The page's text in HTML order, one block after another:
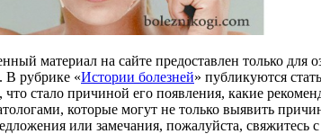
материал на сайте предоставлен только
В рубрике «Истории болезней» публикуются
стало причиной его появления, какие
которые могут не только выявить
или замечания, пожалуйста, свяжитесь